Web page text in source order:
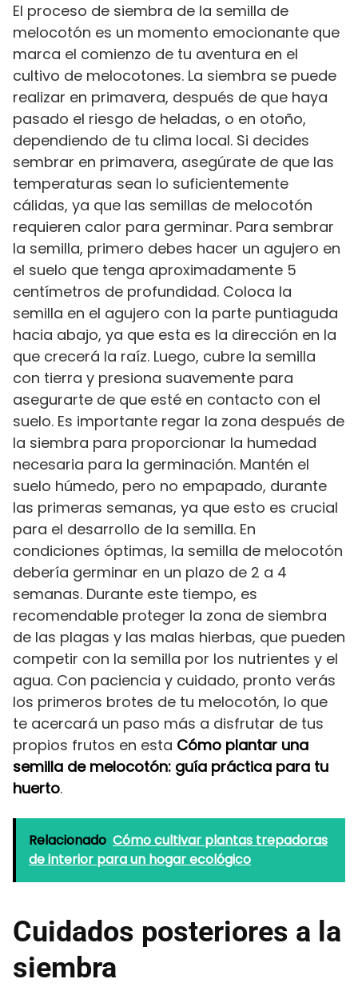
El proceso de siembra de la semilla de
melocotón es un momento emocionante que
marca el comienzo de tu aventura en el
cultivo de melocotones. La siembra se puede
realizar en primavera, después de que haya
pasado el riesgo de heladas, o en otoño,
dependiendo de tu clima local. Si decides
sembrar en primavera, asegúrate de que las
temperaturas sean lo suficientemente
cálidas, ya que las semillas de melocotón
requieren calor para germinar. Para sembrar
la semilla, primero debes hacer un agujero en
el suelo que tenga aproximadamente 5
centímetros de profundidad. Coloca la
semilla en el agujero con la parte puntiaguda
hacia abajo, ya que esta es la dirección en la
que crecerá la raíz. Luego, cubre la semilla
con tierra y presiona suavemente para
asegurarte de que esté en contacto con el
suelo. Es importante regar la zona después de
la siembra para proporcionar la humedad
necesaria para la germinación. Mantén el
suelo húmedo, pero no empapado, durante
las primeras semanas, ya que esto es crucial
para el desarrollo de la semilla. En
condiciones óptimas, la semilla de melocotón
debería germinar en un plazo de 2 a 4
semanas. Durante este tiempo, es
recomendable proteger la zona de siembra
de las plagas y las malas hierbas, que pueden
competir con la semilla por los nutrientes y el
agua. Con paciencia y cuidado, pronto verás
los primeros brotes de tu melocotón, lo que
te acercará un paso más a disfrutar de tus
propios frutos en esta Cómo plantar una
semilla de melocotón: guía práctica para tu
huerto.
Relacionado Cómo cultivar plantas trepadoras
de interior para un hogar ecológico
Cuidados posteriores a la
siembra